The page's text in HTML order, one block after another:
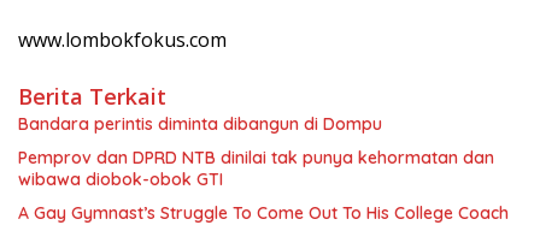
www.lombokfokus.com
Berita Terkait
Bandara perintis diminta dibangun di Dompu
Pemprov dan DPRD NTB dinilai tak punya kehormatan dan
wibawa diobok-obok GTI
A Gay Gymnast’s Struggle To Come Out To His College Coach